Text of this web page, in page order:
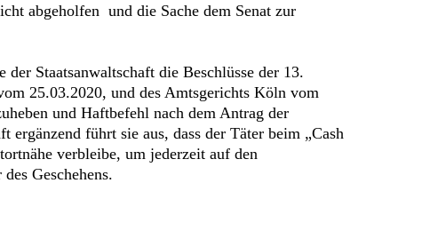
abgeholfen und die Sache dem Senat zur
Staatsanwaltschaft die Beschlüsse der 13.
25.03.2020, und des Amtsgerichts Köln vom
und Haftbefehl nach dem Antrag der
ergänzend führt sie aus, dass der Täter beim „Cash
verbleibe, um jederzeit auf den
Geschehens.